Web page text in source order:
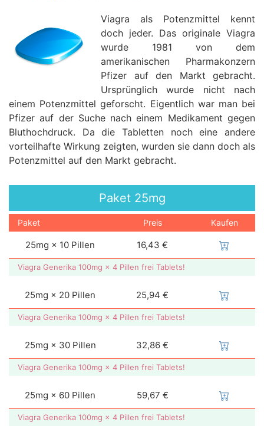
Viagra als Potenzmittel kennt
doch jeder. Das originale Viagra
wurde 1981 von dem
amerikanischen Pharmakonzern
Pfizer auf den Markt gebracht.
Ursprünglich wurde nicht nach
einem Potenzmittel geforscht. Eigentlich war man bei
Pfizer auf der Suche nach einem Medikament gegen
Bluthochdruck. Da die Tabletten noch eine andere
vorteilhafte Wirkung zeigten, wurden sie dann doch als
Potenzmittel auf den Markt gebracht.
Paket25mg
Paket Preis Kaufen
25mg × 10 Pillen 16,43 €
Viagra Generika 100mg × 4 Pillen frei Tablets!
25mg × 20 Pillen 25,94 €
Viagra Generika 100mg × 4 Pillen frei Tablets!
25mg × 30 Pillen 32,86 €
Viagra Generika 100mg × 4 Pillen frei Tablets!
25mg × 60 Pillen 59,67 €
Viagra Generika 100mg × 4 Pillen frei Tablets!